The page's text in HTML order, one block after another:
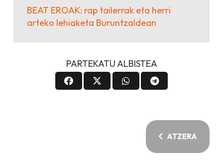
BEAT EROAK: rap tailerrak eta herri
arteko lehiaketa Buruntzaldean
PARTEKATU ALBISTEA
ATZERA